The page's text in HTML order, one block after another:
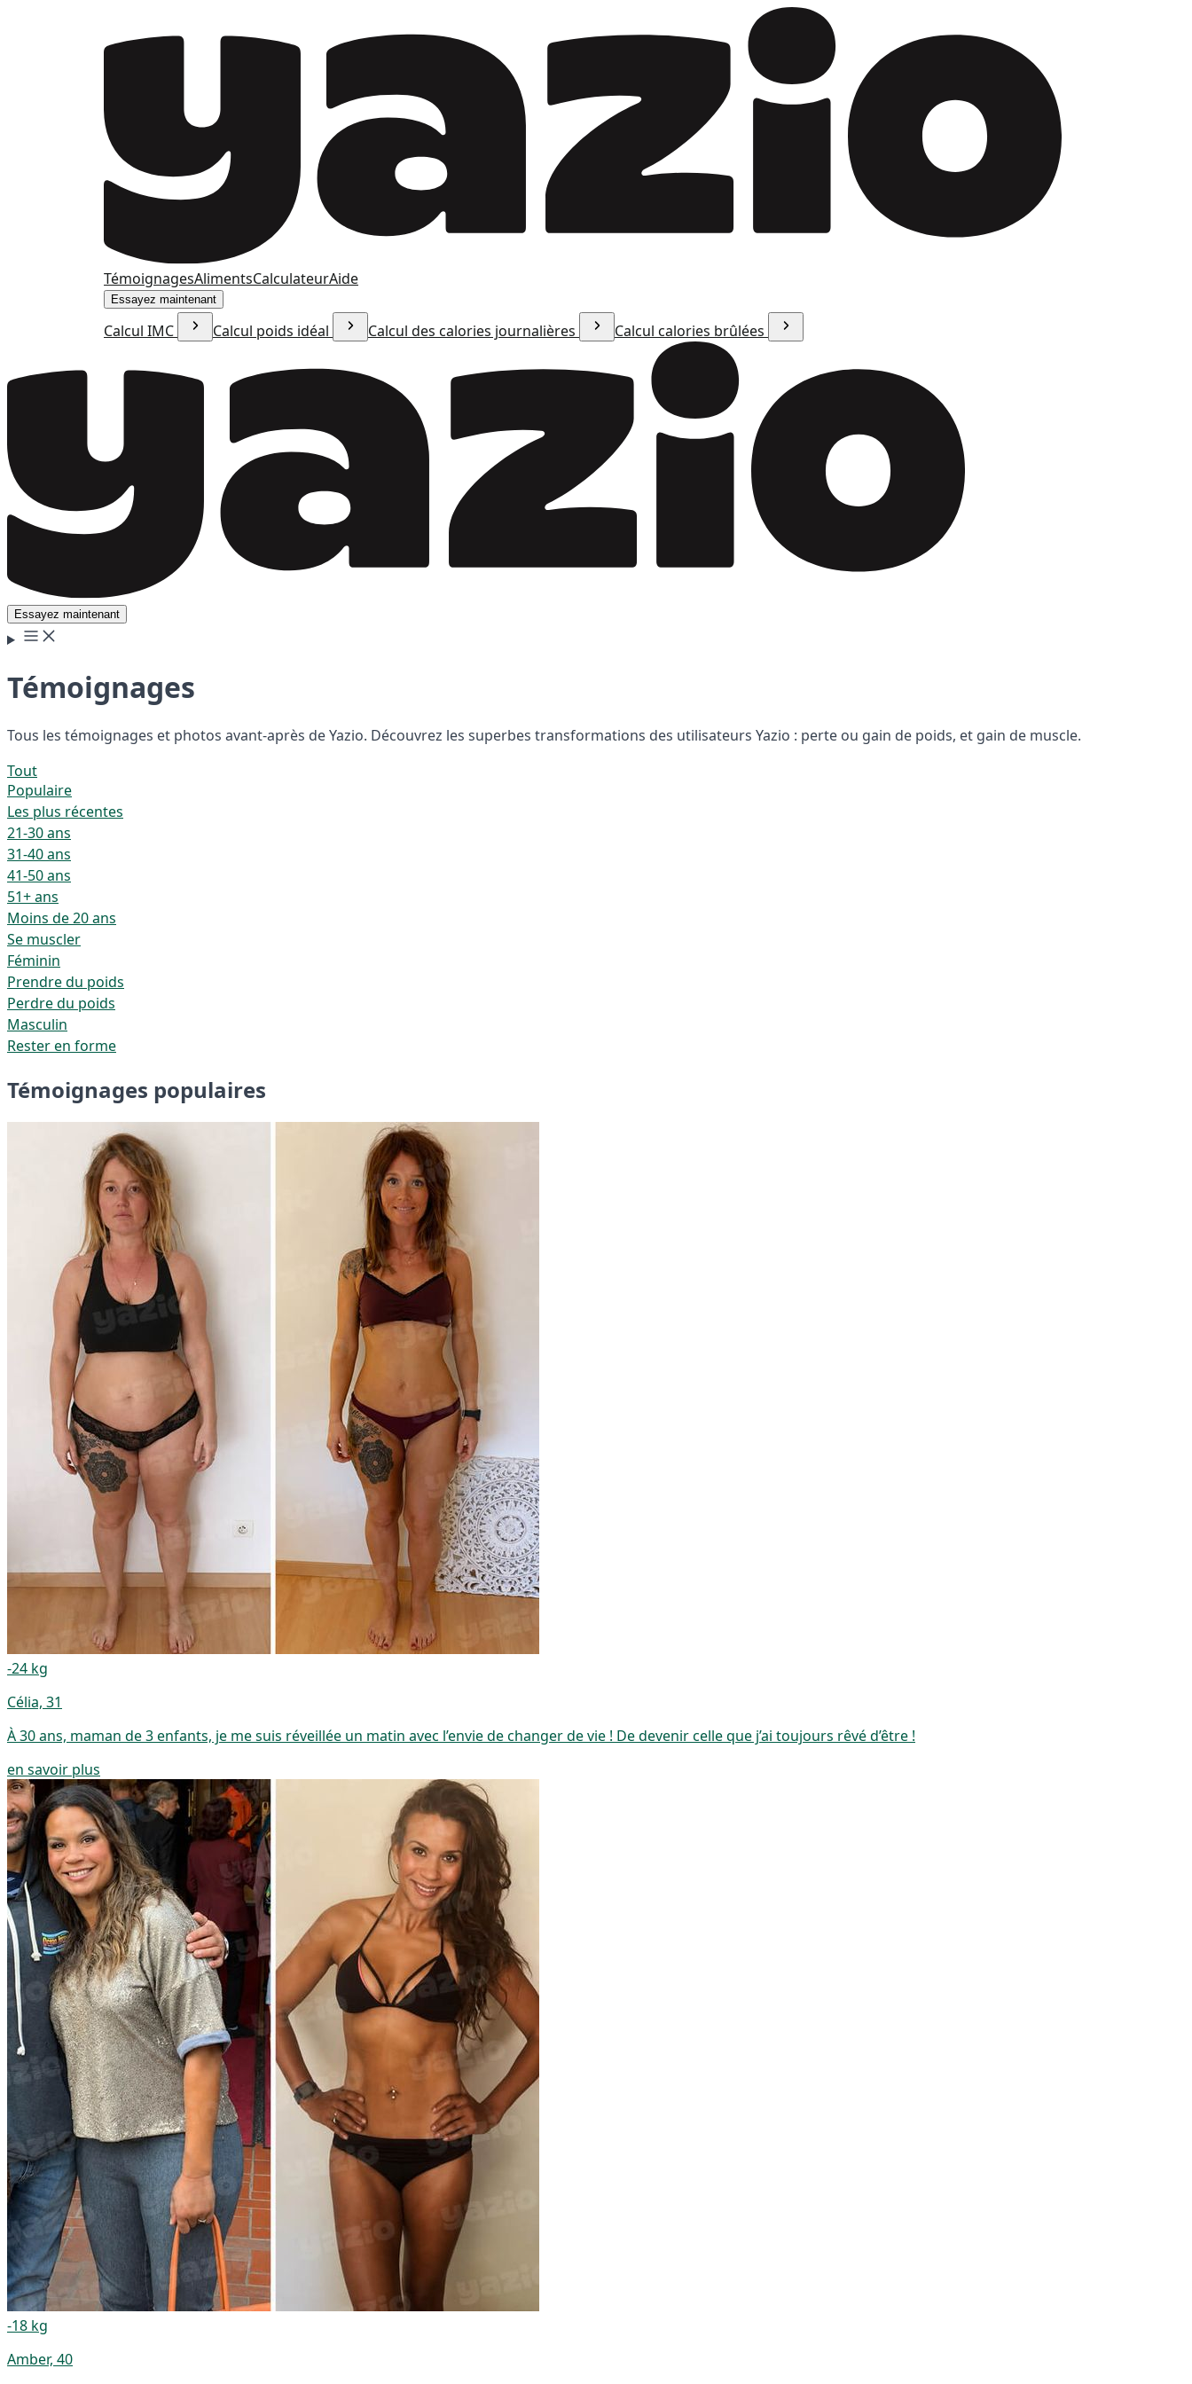
TémoignagesAlimentsCalculateurAide
Essayez maintenant
Calcul IMC Calcul poids idéal Calcul des calories journalières Calcul calories brûlées
Essayez maintenant
Témoignages
Tous les témoignages et photos avant-après de Yazio. Découvrez les superbes transformations des utilisateurs Yazio : perte ou gain de poids, et gain de muscle.
Tout
Populaire
Les plus récentes
21-30 ans
31-40 ans
41-50 ans
51+ ans
Moins de 20 ans
Se muscler
Féminin
Prendre du poids
Perdre du poids
Masculin
Rester en forme
Témoignages populaires
-24 kg
Célia, 31
À 30 ans, maman de 3 enfants, je me suis réveillée un matin avec l’envie de changer de vie ! De devenir celle que j’ai toujours rêvé d’être !
en savoir plus
-18 kg
Amber, 40